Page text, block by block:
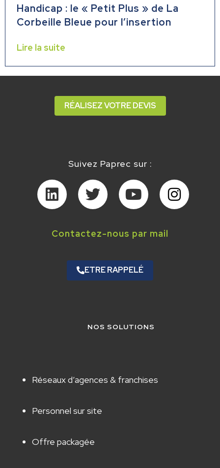
Handicap : le « Petit Plus » de La
Corbeille Bleue pour l’insertion
Lire la suite
RÉALISEZ VOTRE DEVIS
Suivez Paprec sur :
Contactez-nous par mail
ETRE RAPPELÉ
NOS SOLUTIONS
Réseaux d’agences & franchises
Personnel sur site
Offre packagée